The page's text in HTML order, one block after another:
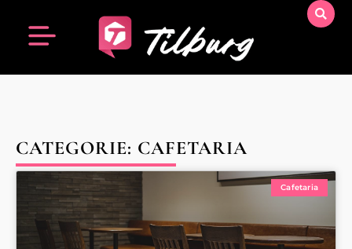
CATEGORIE: CAFETARIA
Cafetaria